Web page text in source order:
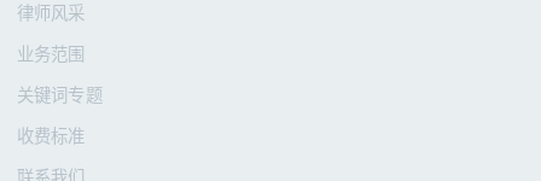
律师风采
业务范围
关键词专题
收费标准